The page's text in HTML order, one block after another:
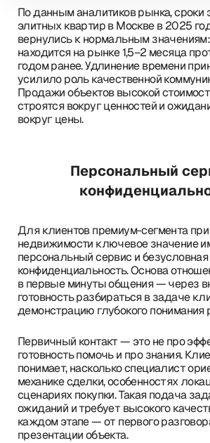
По данным аналитиков рынка, сроки
элитных квартир в Москве в 2025
вернулись к нормальным
находится на рынке 1,5–2 месяца
годом ранее. Удлинение времени
усилило роль качественной
Продажи объектов высокой
строятся вокруг ценностей и
вокруг цены.
Персональный
Для клиентов премиум-сегмента
недвижимости ключевое значение
персональный сервис и безусловная
конфиденциальность. Основа
в первые минуты общения — через
готовность разбираться в задаче
демонстрацию глубокого понимания
Первичный контакт — это не про
готовность помочь и про знания.
понимает, насколько специалист
механике сделки, особенностях
сценариях покупки. Такая подача
ожиданий и требует высокого
каждом этапе — от первого
презентации объекта.